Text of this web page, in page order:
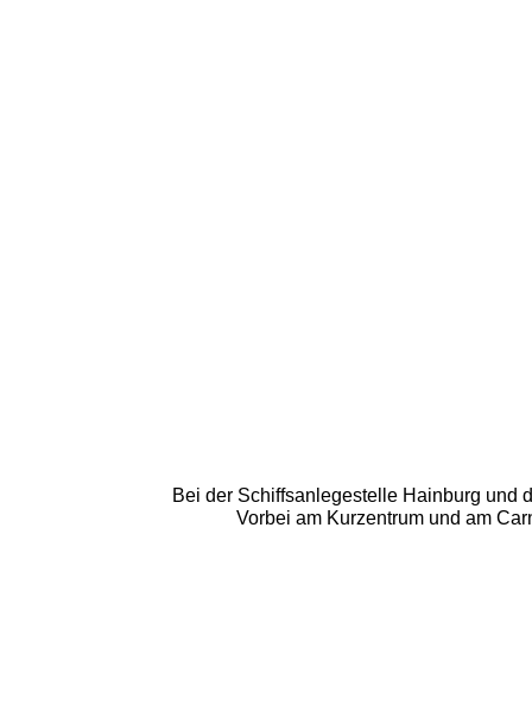
Bei der Schiffsanlegestelle Hainburg und
Vorbei am Kurzentrum und am